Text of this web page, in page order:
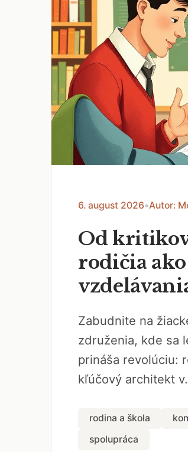
6. august 2026•Autor:
Od
rodičia
Zabudnite na
združenia, kde sa
prináša revolúciu:
kľúčový architekt
rodina a škola
spolupráca